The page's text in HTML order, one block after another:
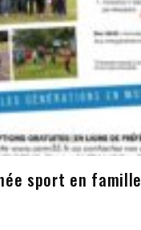
sport en famille